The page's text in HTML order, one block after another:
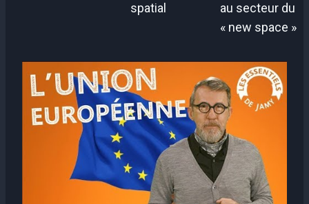
spatial
au secteur du
« new space »